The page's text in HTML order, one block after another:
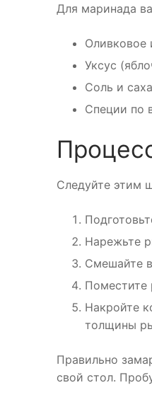
Для маринада
Оливковое
Уксус
Соль и
Специи по
Следуйте этим
Нарежьте
Смешайте
Поместите
Накройте
толщины
Правильно
свой стол.